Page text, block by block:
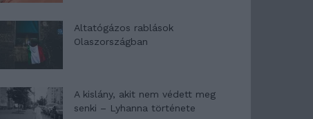
Altatógázos rablások
Olaszországban
A kislány, akit nem védett meg
senki – Lyhanna története